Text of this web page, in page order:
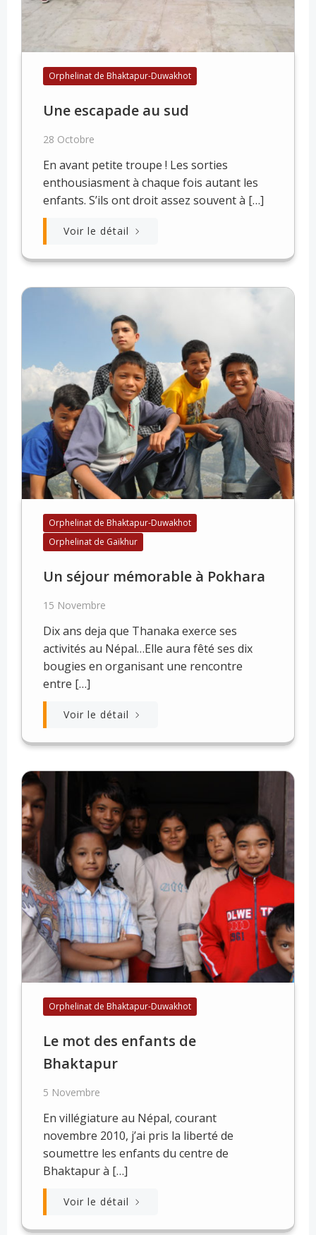
Orphelinat de Bhaktapur-Duwakhot
Une escapade au sud
28 Octobre
En avant petite troupe ! Les sorties
enthousiasment à chaque fois autant les
enfants. S’ils ont droit assez souvent à […]
Voir le détail
Orphelinat de Bhaktapur-Duwakhot
Orphelinat de Gaïkhur
Un séjour mémorable à Pokhara
15 Novembre
Dix ans deja que Thanaka exerce ses
activités au Népal…Elle aura fêté ses dix
bougies en organisant une rencontre
entre […]
Voir le détail
Orphelinat de Bhaktapur-Duwakhot
Le mot des enfants de
Bhaktapur
5 Novembre
En villégiature au Népal, courant
novembre 2010, j’ai pris la liberté de
soumettre les enfants du centre de
Bhaktapur à […]
Voir le détail